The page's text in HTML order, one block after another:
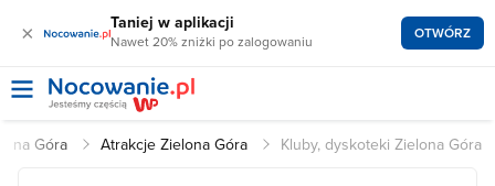
× Taniej w aplikacji
Nawet 20% zniżki po zalogowaniu OTWÓRZ
Góra Atrakcje Zielona Góra Kluby, dyskoteki Zielona Góra